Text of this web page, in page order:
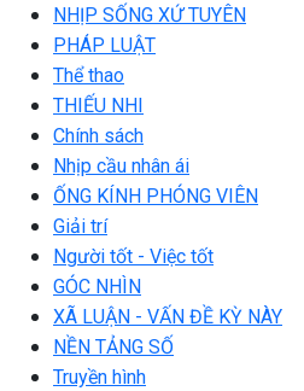
NHỊP SỐNG XỨ TUYÊN
PHÁP LUẬT
Thể thao
THIẾU NHI
Chính sách
Nhịp cầu nhân ái
ỐNG KÍNH PHÓNG VIÊN
Giải trí
Người tốt - Việc tốt
GÓC NHÌN
XÃ LUẬN - VẤN ĐỀ KỲ NÀY
NỀN TẢNG SỐ
Truyền hình